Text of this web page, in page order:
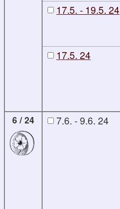
17.5. - 19.5. 24
17.5. 24
6 / 24
7.6. - 9.6. 24